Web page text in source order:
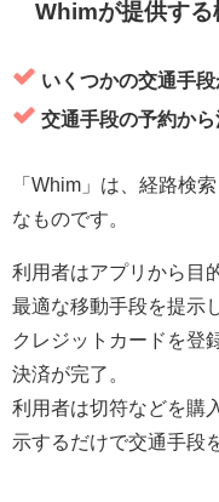
Whimが提供する
いくつかの交通手
交通手段の予約か
「Whim」は、経路検
なものです。
利用者はアプリから目
最適な移動手段を提示
クレジットカードを登
決済が完了。
利用者は切符などを購
示するだけで交通手段